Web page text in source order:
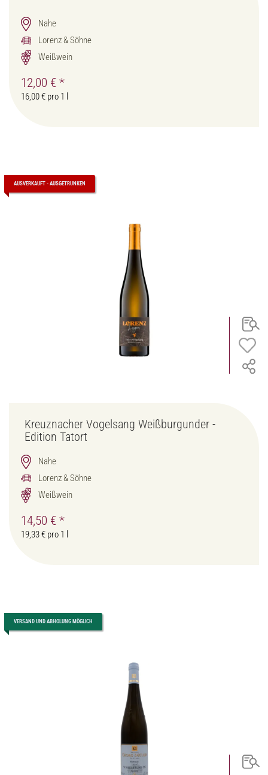
Nahe
Lorenz & Söhne
Weißwein
12,00 € *
16,00 € pro 1 l
AUSVERKAUFT - AUSGETRUNKEN
Kreuznacher Vogelsang Weißburgunder -
Edition Tatort
Nahe
Lorenz & Söhne
Weißwein
14,50 € *
19,33 € pro 1 l
VERSAND UND ABHOLUNG MÖGLICH